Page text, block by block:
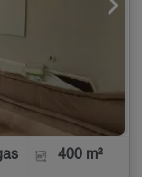
400 m²